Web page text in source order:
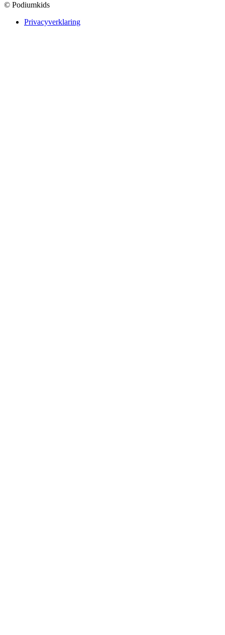
© Podiumkids
Privacyverklaring